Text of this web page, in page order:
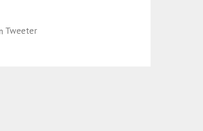
Tweeter